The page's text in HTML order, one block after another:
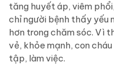
tăng huyết áp, viêm phổi,
chỉ người bệnh thấy yếu
hơn trong chăm sóc. Vì
vẻ, khỏe mạnh, con
tập, làm việc.